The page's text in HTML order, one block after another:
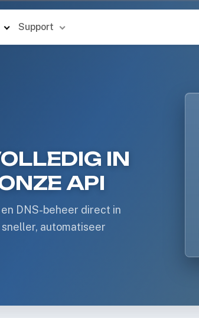
Support
IN
API
DNS-beheer direct in
automatiseer